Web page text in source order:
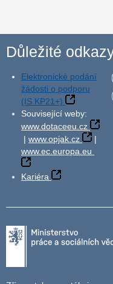
Důležité
Elektronické podání
žádosti o podporu
(IS KP21+)
Související weby:
www.dotaceeu.cz
| www.opjak.cz
|
www.ec.europa.eu
Kariéra